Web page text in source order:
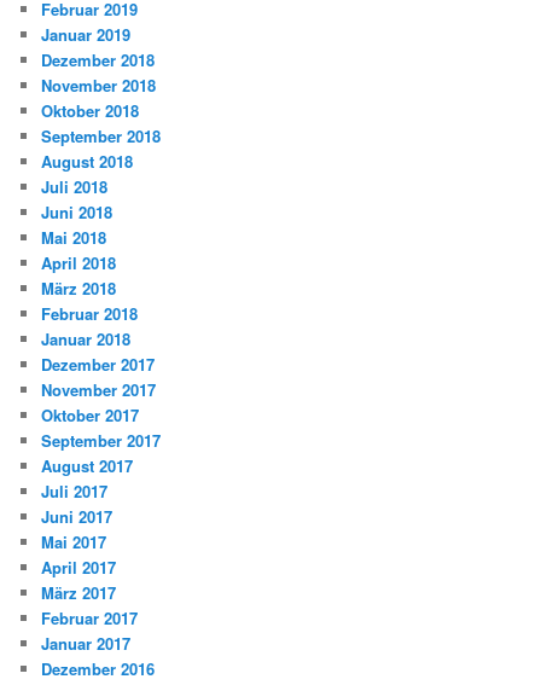
Februar 2019
Januar 2019
Dezember 2018
November 2018
Oktober 2018
September 2018
August 2018
Juli 2018
Juni 2018
Mai 2018
April 2018
März 2018
Februar 2018
Januar 2018
Dezember 2017
November 2017
Oktober 2017
September 2017
August 2017
Juli 2017
Juni 2017
Mai 2017
April 2017
März 2017
Februar 2017
Januar 2017
Dezember 2016